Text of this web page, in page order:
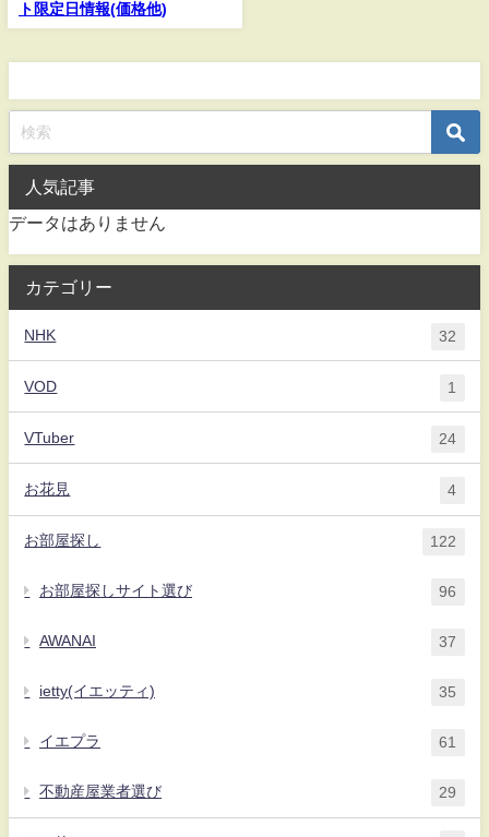
ト限定日情報(価格他)
人気記事
データはありません
カテゴリー
NHK 32
VOD 1
VTuber 24
お花見 4
お部屋探し 122
お部屋探しサイト選び 96
AWANAI 37
ietty(イエッティ) 35
イエプラ 61
不動産屋業者選び 29